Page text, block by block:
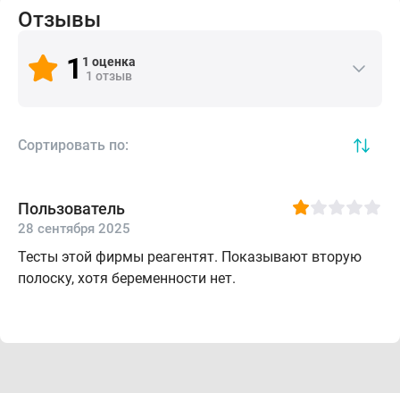
Отзывы
1 1 оценка
1 отзыв
Сортировать по:
Пользователь
28 сентября 2025
Тесты этой фирмы реагентят. Показывают вторую
полоску, хотя беременности нет.